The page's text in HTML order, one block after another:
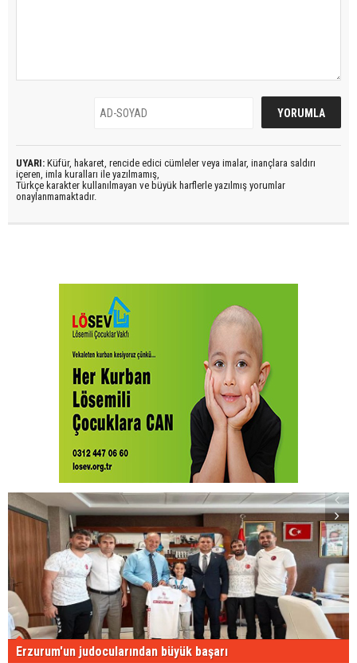
UYARI: Küfür, hakaret, rencide edici cümleler veya imalar, inançlara saldırı
içeren, imla kuralları ile yazılmamış,
Türkçe karakter kullanılmayan ve büyük harflerle yazılmış yorumlar
onaylanmamaktadır.
Erzurum'un judocularından büyük başarı